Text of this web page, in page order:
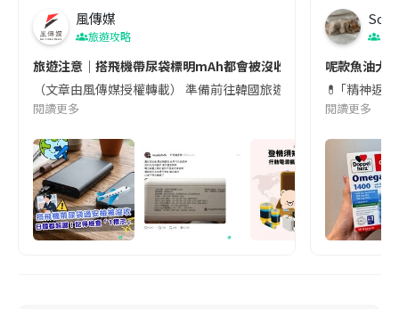
風傳媒
旅遊攻略
旅遊注意｜搭飛機帶尿袋標明mAh都會被沒收😱出發前切記檢查
（文章由風傳媒授權轉載） 準備前往韓國旅遊的民眾，近期要
閱讀更多
Soul
呢款魚油大
💊 ｢精神返
閱讀更多